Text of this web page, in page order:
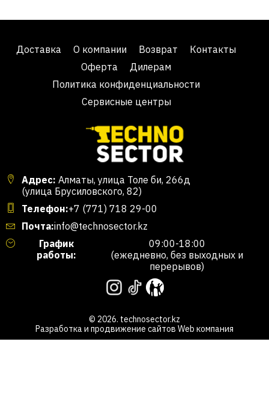
Доставка О компании Возврат
Контакты
Оферта
Дилерам
Политика конфиденциальности
Сервисные центры
Адрес: Алматы, улица Толе би, 266д
(улица Брусиловского, 82)
Телефон:+7 (771) 718 29-00
Почта:info@technosector.kz
График
работы:
09:00-18:00
(ежедневно, без выходных и
перерывов)
© 2026. technosector.kz
Разработка и продвижение сайтов Web компания